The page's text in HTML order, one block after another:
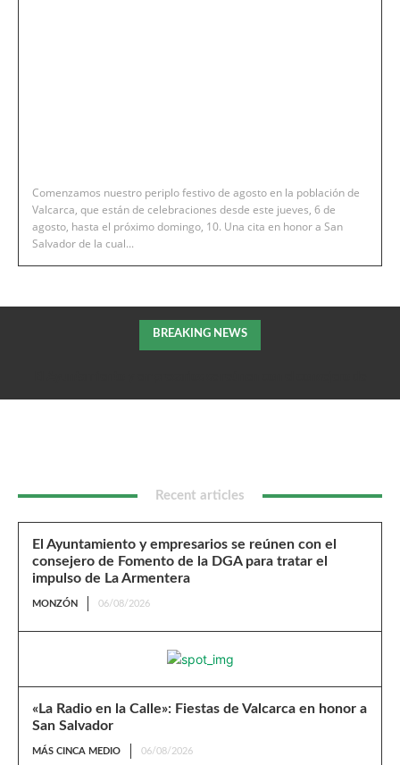
Comenzamos nuestro periplo festivo de agosto en la población de
Valcarca, que están de celebraciones desde este jueves, 6 de
agosto, hasta el próximo domingo, 10. Una cita en honor a San
Salvador de la cual...
BREAKING NEWS
Recent articles
El Ayuntamiento y empresarios se reúnen con el
consejero de Fomento de la DGA para tratar el
impulso de La Armentera
MONZÓN 06/08/2026
«La Radio en la Calle»: Fiestas de Valcarca en honor a
San Salvador
MÁS CINCA MEDIO 06/08/2026